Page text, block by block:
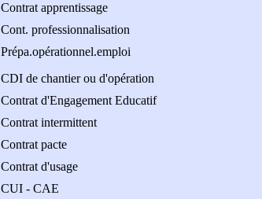
Contrat apprentissage
Cont. professionnalisation
Prépa.opérationnel.emploi
CDI de chantier ou d'opération
Contrat d'Engagement Educatif
Contrat intermittent
Contrat pacte
Contrat d'usage
CUI - CAE